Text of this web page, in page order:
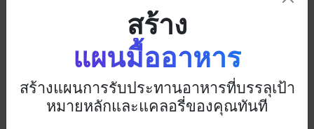
จำกัดให้รับประทานเพียงแค่สองหรือสามอาหารในแต่ละวัน
เริ่มวางแผนมื้ออาหารแบบมาโครวันนี้
หากคุณเคยลองและล้มเหลวในการสร้างกล้ามเนื้อ รักษามวล
กล้ามเนื้อที่ไม่ติดมัน หรือการลดน้ำหนัก อาจถึงเวลาที่คุณจะ
เริ่มวางแผนมื้ออาหารแบบมาโครวันนี้ หลายคนพบว่าอาหาร
สร้าง
แผนมื้ออาหาร
สร้างแผนการรับประทานอาหารที่บรรลุเป้า
หมายหลักและแคลอรี่ของคุณทันที